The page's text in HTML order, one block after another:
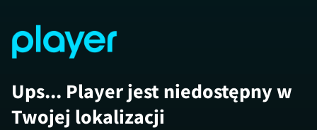
Ups... Player jest niedostępny w
Twojej lokalizacji